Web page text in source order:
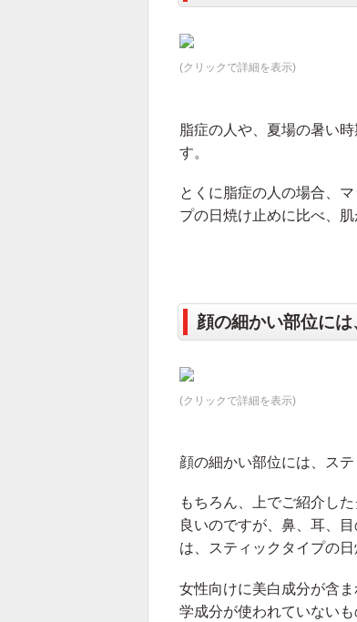
(クリックで詳細を表示)
脂症の人や、夏場の暑い
す。
とくに脂症の人の場合、
プの日焼け止めに比べ、
顔の細かい部位には
(クリックで詳細を表示)
顔の細かい部位には、ス
もちろん、上でご紹介し
良いのですが、鼻、耳、
は、スティックタイプの
女性向けに美白成分が含
学成分が使われていないも